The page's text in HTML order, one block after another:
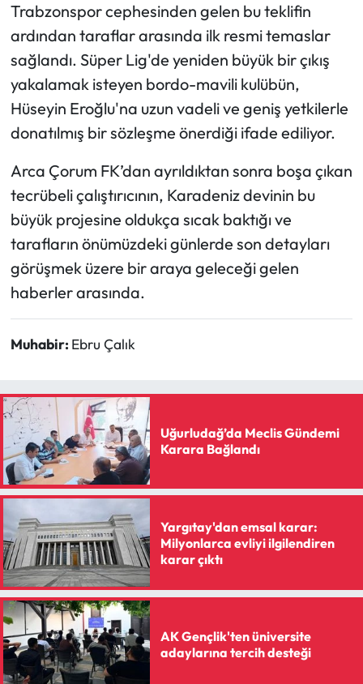
Trabzonspor cephesinden gelen bu teklifin
ardından taraflar arasında ilk resmi temaslar
sağlandı. Süper Lig'de yeniden büyük bir çıkış
yakalamak isteyen bordo-mavili kulübün,
Hüseyin Eroğlu'na uzun vadeli ve geniş yetkilerle
donatılmış bir sözleşme önerdiği ifade ediliyor.
​Arca Çorum FK’dan ayrıldıktan sonra boşa çıkan
tecrübeli çalıştırıcının, Karadeniz devinin bu
büyük projesine oldukça sıcak baktığı ve
tarafların önümüzdeki günlerde son detayları
görüşmek üzere bir araya geleceği gelen
haberler arasında.
Muhabir: Ebru Çalık
Uğurludağ’da Meclis Gündemi
Karara Bağlandı
Yargıtay'dan emsal karar:
Milyonlarca evliyi ilgilendiren
karar çıktı
AK Gençlik'ten üniversite
adaylarına tercih desteği